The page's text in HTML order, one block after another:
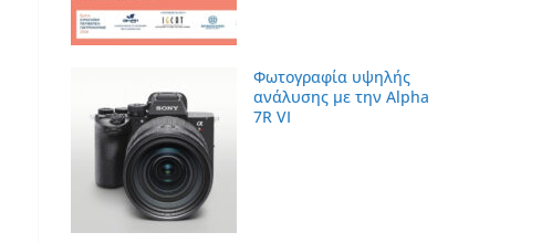
Φωτογραφία υψηλής
ανάλυσης με την Alpha
7R VI